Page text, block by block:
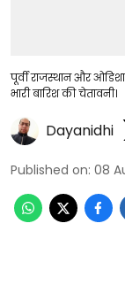
पूर्वी राजस्थान और
भारी बारिश की चेतावनी।
Dayanidhi
Published on: 08